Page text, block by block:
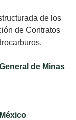
de los
de Contratos
de Minas